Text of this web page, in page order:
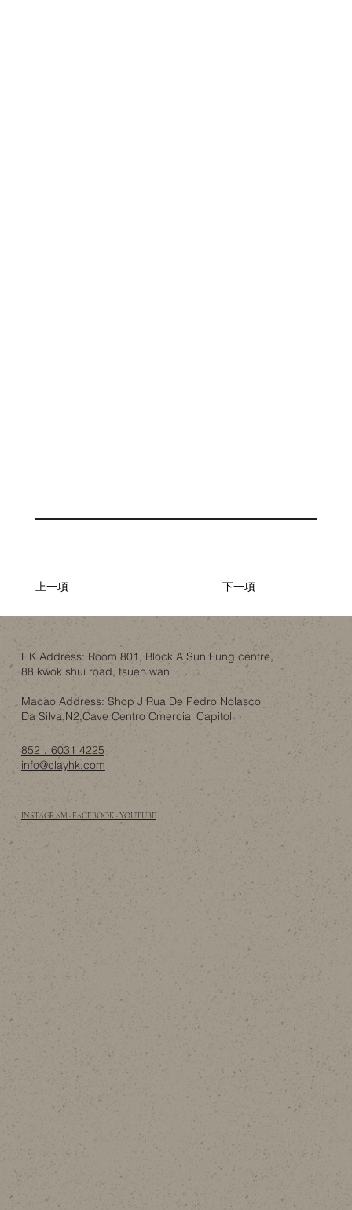
上一項 下一項
HK Address: Room 801, Block A Sun Fung centre,
88 kwok shui road, tsuen wan
Macao Address: Shop J Rua De Pedro Nolasco
Da Silva,N2,Cave Centro Cmercial Capitol
852．6031 4225
info@clayhk.com
INSTAGRAM · FACEBOOK · YOUTUBE